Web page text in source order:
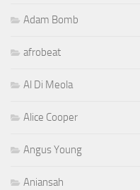
Adam Bomb
afrobeat
Al Di Meola
Alice Cooper
Angus Young
Aniansah